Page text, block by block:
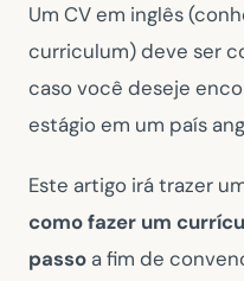
Um CV em inglês
curriculum) deve ser
caso você deseje
estágio em um país
Este artigo irá trazer
como fazer um
passo a fim de